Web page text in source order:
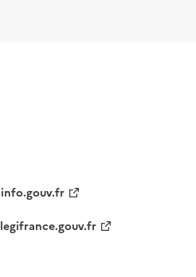
info.gouv.fr
legifrance.gouv.fr